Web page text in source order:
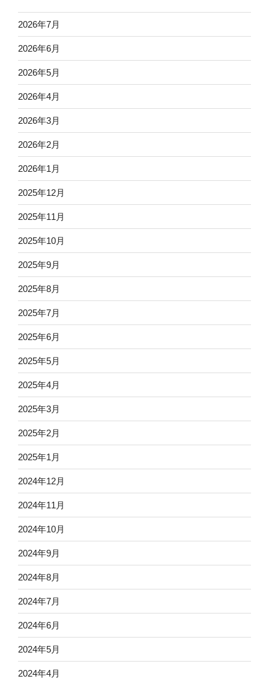
2026年7月
2026年6月
2026年5月
2026年4月
2026年3月
2026年2月
2026年1月
2025年12月
2025年11月
2025年10月
2025年9月
2025年8月
2025年7月
2025年6月
2025年5月
2025年4月
2025年3月
2025年2月
2025年1月
2024年12月
2024年11月
2024年10月
2024年9月
2024年8月
2024年7月
2024年6月
2024年5月
2024年4月